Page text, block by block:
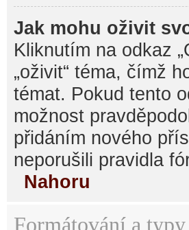
Jak mohu oživit
Kliknutím na odkaz
„oživit“ téma, čímž
témat. Pokud tento
možnost
přidáním nového
neporušili pravidla
Nahoru
Formátování a